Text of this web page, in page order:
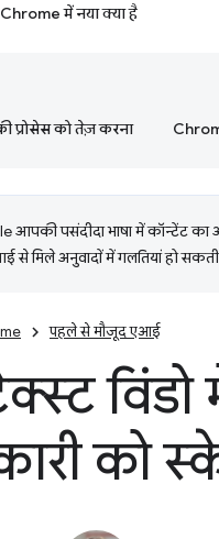
Chrome में नया क्या है
प्रोसेस को तेज़ करना
आपकी पसंदीदा भाषा में कॉन्टेंट
से मिले अनुवादों में गलतियां हो
पहले से मौजूद एआई
विंडो
को